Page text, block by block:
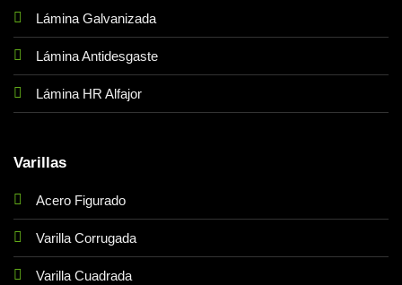
Lámina Galvanizada
Lámina Antidesgaste
Lámina HR Alfajor
Varillas
Acero Figurado
Varilla Corrugada
Varilla Cuadrada